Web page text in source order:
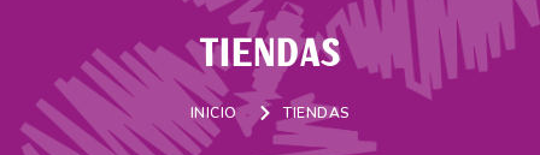
TIENDAS
INICIO TIENDAS